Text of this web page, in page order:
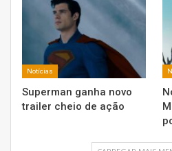
Notícias
Superman ganha novo
trailer cheio de ação